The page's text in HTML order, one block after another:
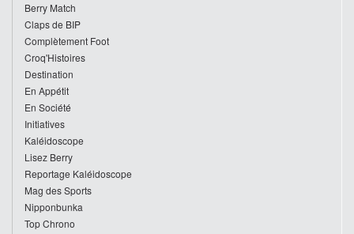
Berry Match
Claps de BIP
Complètement Foot
Croq'Histoires
Destination
En Appétit
En Société
Initiatives
Kaléidoscope
Lisez Berry
Reportage Kaléidoscope
Mag des Sports
Nipponbunka
Top Chrono